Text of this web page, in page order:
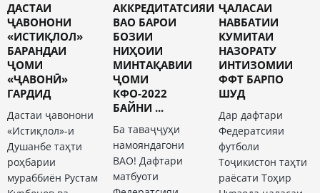
ДАСТАИ
ҶАВОНОНИ
«ИСТИҚЛОЛ»
БАРАНДАИ
ҶОМИ
«ҶАВОНӢ»
ГАРДИД
Дастаи ҷавонони
«Истиқлол»-и
Душанбе таҳти
роҳбарии
мураббиён Рустам
АККРЕДИТАТСИЯИ
ВАО БАРОИ
БОЗИИ
НИҲОИИ
МИНТАҚАВИИ
ҶОМИ
КФО-2022
БАЙНИ ...
Ба таваҷҷуҳи
намояндагони
ВАО! Дафтари
матбуоти
ҶАЛАСАИ
НАВБАТИИ
КУМИТАИ
НАЗОРАТУ
ИНТИЗОМИИ
ФФТ БАРПО
ШУД
Дар дафтари
Федератсияи
футболи
Тоҷикистон таҳти
раёсати Тоҳир